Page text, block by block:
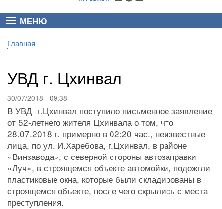
МЕНЮ
Строка
Главная
УВД г. Цхинвал
30/07/2018 - 09:38
В УВД г.Цхинвал поступило письменное заявление
от 52-летнего жителя Цхинвала о том, что
28.07.2018 г. примерно в 02:20 час., неизвестные
лица, по ул. И.Харебова, г.Цхинвал, в районе
«Винзавода», с северной стороны автозаправки
«Луч», в строящемся объекте автомойки, подожгли
пластиковые окна, которые были складированы в
строящемся объекте, после чего скрылись с места
преступления.